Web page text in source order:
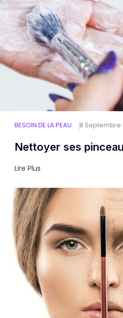
Nettoyer ses
8 Septembre
BESOIN DE LA PEAU
Lire Plus